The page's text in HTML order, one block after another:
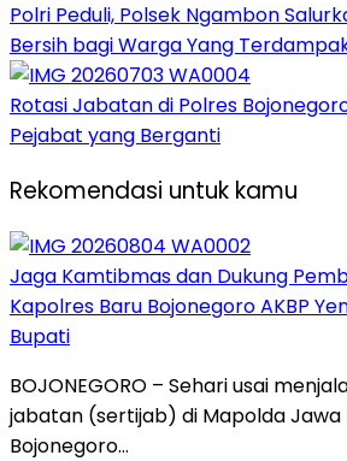
Polri Peduli, Polsek Ngambon
Bersih bagi Warga Yang
Rotasi Jabatan di Polres
Pejabat yang Berganti
Rekomendasi untuk kamu
Jaga Kamtibmas dan Dukung
Kapolres Baru Bojonegoro AKBP
Bupati
BOJONEGORO – Sehari usai
jabatan (sertijab) di Mapolda Jawa
Bojonegoro…